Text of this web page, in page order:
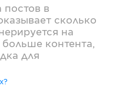
постов в
сколько
на
контента,
для